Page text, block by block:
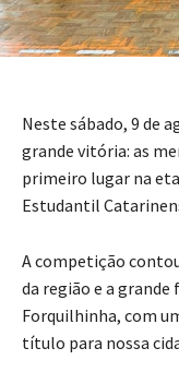
Neste sábado, 9 de
grande vitória: as
primeiro lugar na
Estudantil
A competição
da região e a
Forquilhinha, com
título para nossa